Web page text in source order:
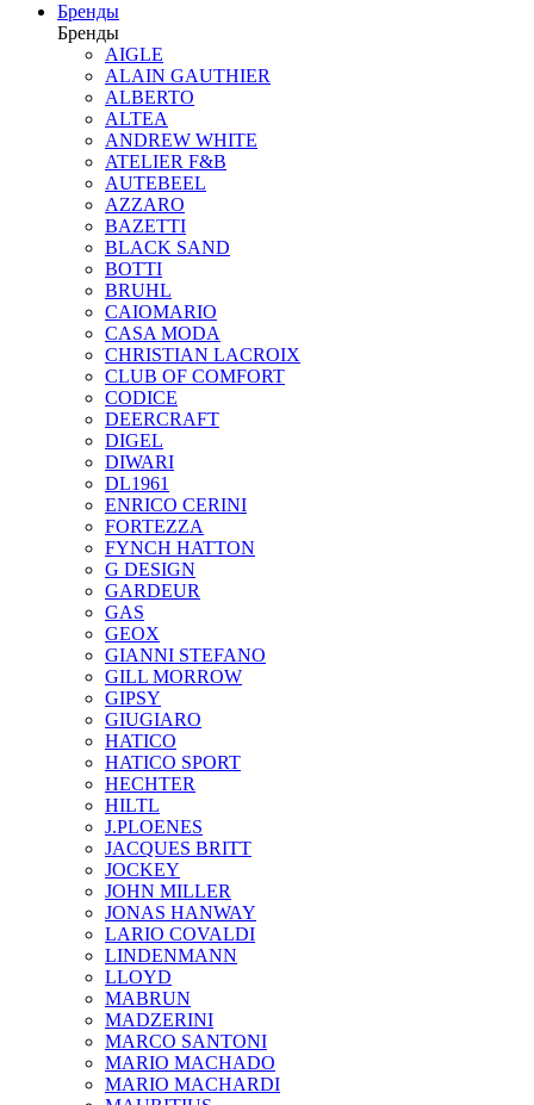
Бренды
Бренды
AIGLE
ALAIN GAUTHIER
ALBERTO
ALTEA
ANDREW WHITE
ATELIER F&B
AUTEBEEL
AZZARO
BAZETTI
BLACK SAND
BOTTI
BRUHL
CAIOMARIO
CASA MODA
CHRISTIAN LACROIX
CLUB OF COMFORT
CODICE
DEERCRAFT
DIGEL
DIWARI
DL1961
ENRICO CERINI
FORTEZZA
FYNCH HATTON
G DESIGN
GARDEUR
GAS
GEOX
GIANNI STEFANO
GILL MORROW
GIPSY
GIUGIARO
HATICO
HATICO SPORT
HECHTER
HILTL
J.PLOENES
JAСQUES BRITT
JOCKEY
JOHN MILLER
JONAS HANWAY
LARIO COVALDI
LINDENMANN
LLOYD
MABRUN
MADZERINI
MARCO SANTONI
MARIO MACHADO
MARIO MACHARDI